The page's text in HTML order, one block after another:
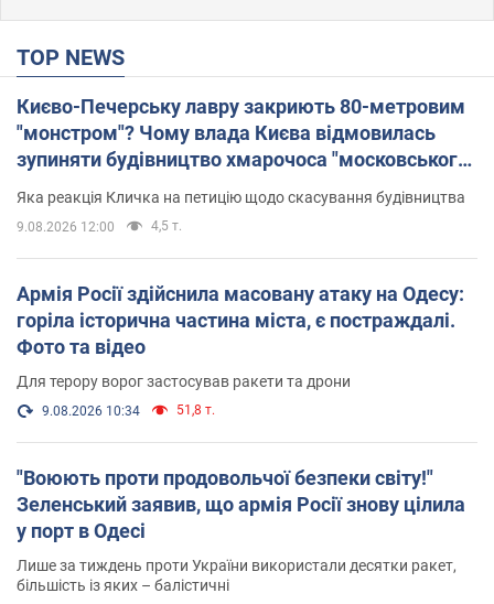
TOP NEWS
Києво-Печерську лавру закриють 80-метровим
"монстром"? Чому влада Києва відмовилась
зупиняти будівництво хмарочоса "московського
вірянина"
Яка реакція Кличка на петицію щодо скасування будівництва
9.08.2026 12:00 4,5 т.
Армія Росії здійснила масовану атаку на Одесу:
горіла історична частина міста, є постраждалі.
Фото та відео
Для терору ворог застосував ракети та дрони
9.08.2026 10:34 51,8 т.
"Воюють проти продовольчої безпеки світу!"
Зеленський заявив, що армія Росії знову цілила
у порт в Одесі
Лише за тиждень проти України використали десятки ракет,
більшість із яких – балістичні